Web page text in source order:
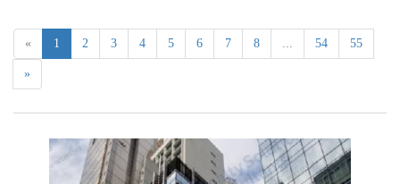
« 1 2 3 4 5 6 7 8 ... 54 55
»